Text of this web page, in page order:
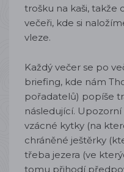
trošku na kaši, takže
večeři, kde si
vleze.
Každý večer se po
briefing, kde nám
pořadatelů) popíše
následující.
vzácné kytky (na
chráněné ještěrky
třeba jezera (ve
tomu přihodí